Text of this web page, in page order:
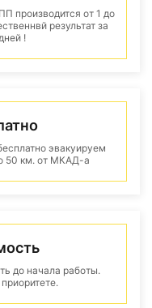
производится от 1 до
результат за
!
эвакуируем
50 км. от МКАД-а
до начала работы.